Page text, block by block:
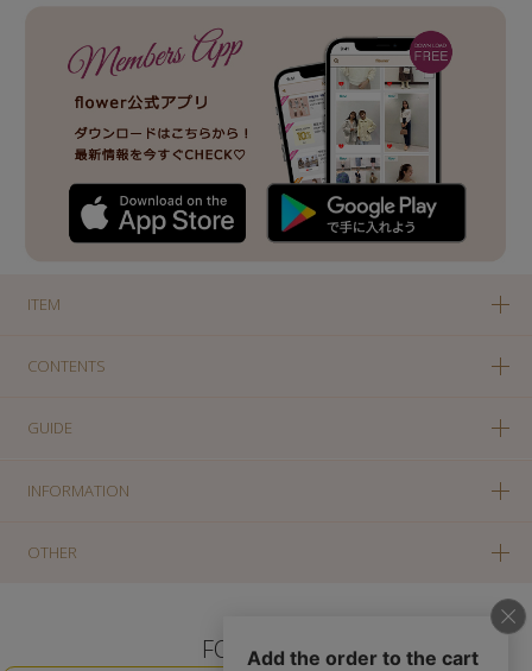
ITEM
CONTENTS
GUIDE
INFORMATION
OTHER
FOLLOW US